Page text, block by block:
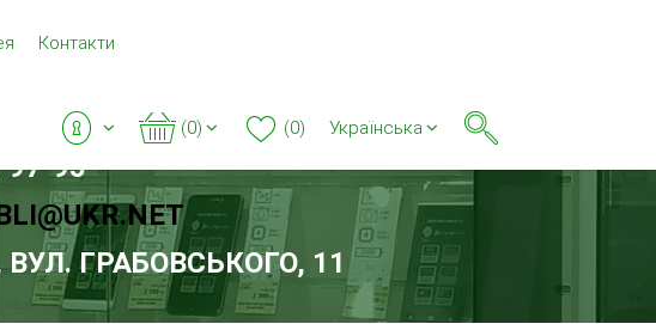
Контакти
(0) (0) Українська
97-95
ГРАБОВСЬКОГО, 11